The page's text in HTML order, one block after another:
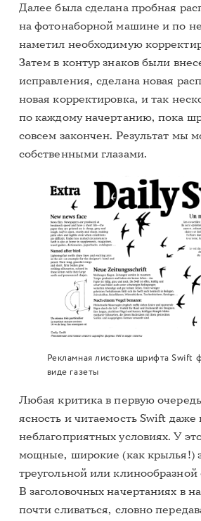
Далее была сделана пробная
на фотонаборной машине и по
наметил необходимую
Затем в контур знаков были
исправления, сделана новая
новая корректировка, и так
по каждому начертанию, пока
совсем закончен. Результат мы
собственными глазами.
Рекламная листовка шрифта Swift
виде газеты
Любая критика в первую
ясность и читаемость Swift даже
неблагоприятных условиях. У
мощные, широкие (как крылья!)
треугольной или
В заголовочных начертаниях в
почти сливаться, словно